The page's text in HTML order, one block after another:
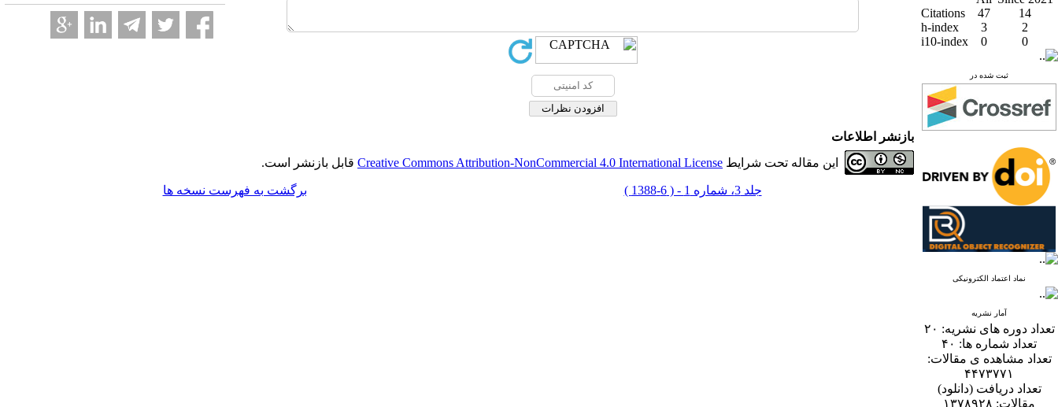
Citations
47
14
h-index
3
2
i10-index
0 0
ثبت شده در
نماد اعتماد الکترونیکی
آمار نشریه
تعداد دوره های نشریه: ۲۰
تعداد شماره ها: ۴۰
تعداد مشاهده ی مقالات:
۴۴۷۳۷۷۱
تعداد دریافت (دانلود)
مقالات: ۱۳۷۸۹۲۸
بازنشر اطلاعات
این مقاله تحت شرایط Creative Commons Attribution-NonCommercial 4.0 International License قابل بازنشر است.
جلد 3، شماره 1 - ( 6-1388 ) برگشت به فهرست نسخه ها